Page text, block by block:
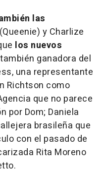
las
y Charlize
los nuevos
ganadora del
una representante
Richtson como
que no parece
por Dom; Daniela
brasileña que
con el pasado de
Rita Moreno